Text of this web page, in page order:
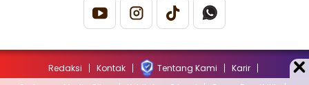
Redaksi Kontak Tentang Kami
Karir